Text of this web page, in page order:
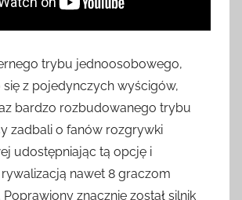
trybu jednoosobowego,
się z pojedynczych wyścigów,
bardzo rozbudowanego trybu
zadbali o fanów rozgrywki
udostępniając tą opcję i
nawet 8 graczom
znacznie został silnik